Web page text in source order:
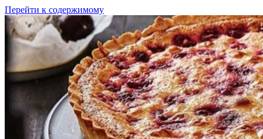
Перейти к содержимому